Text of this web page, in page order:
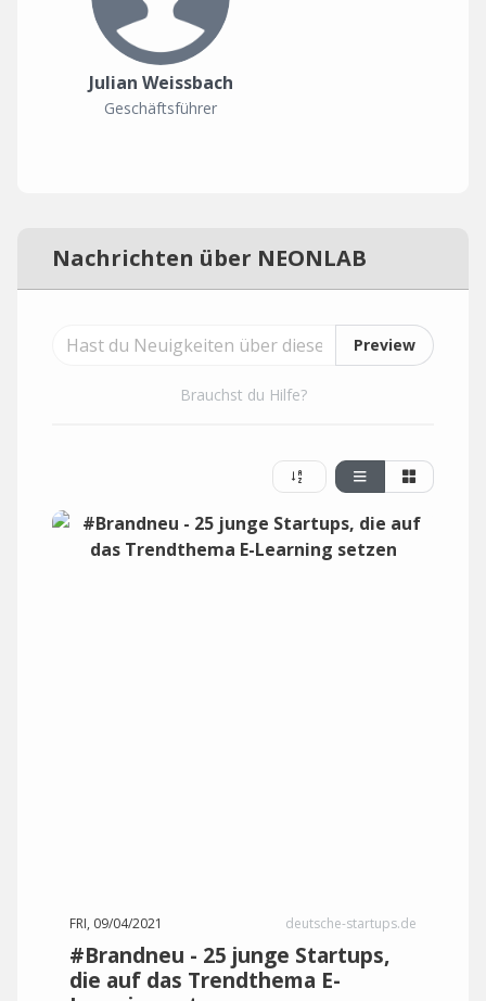
Julian Weissbach
Geschäftsführer
Nachrichten über NEONLAB
Preview
Brauchst du Hilfe?
FRI, 09/04/2021 deutsche-startups.de
#Brandneu - 25 junge Startups,
die auf das Trendthema E-